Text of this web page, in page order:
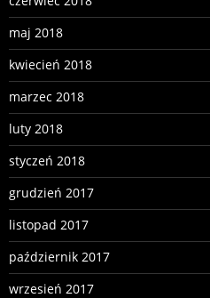
maj 2018
kwiecień 2018
marzec 2018
luty 2018
styczeń 2018
grudzień 2017
listopad 2017
październik 2017
wrzesień 2017